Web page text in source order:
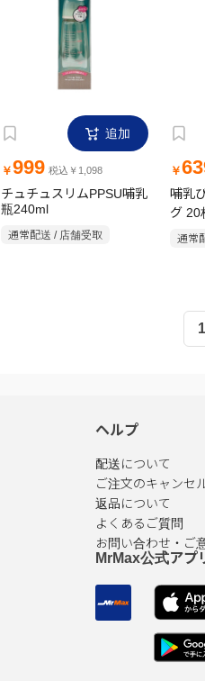
追加
￥999
チュチュスリムPPSU哺乳
瓶240ml
通常配送 / 店舗受取
￥
哺乳
グ 20
1
ヘルプ
配送について
ご注文のキャンセ
返品について
よくあるご質問
お問い合わせ・ご意
MrMax公式アプ